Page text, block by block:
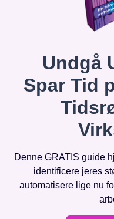
Undgå
Spar Tid
Denne GRATIS guide
identificere jeres
automatisere lige nu